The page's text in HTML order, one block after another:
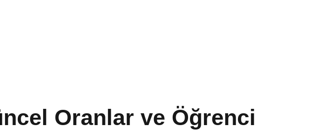
Oranlar ve Öğrenci